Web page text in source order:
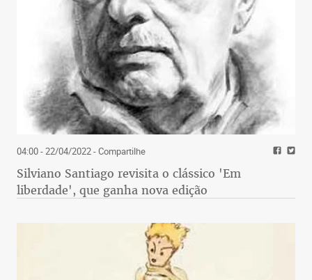
04:00 - 22/04/2022- Compartilhe
Silviano Santiago revisita o clássico 'Em
liberdade', que ganha nova edição